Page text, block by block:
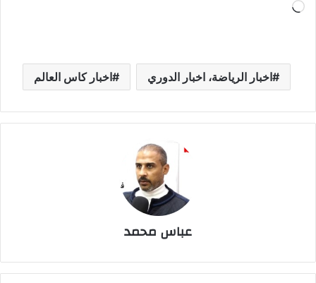
جاري
اخبار الرياضة، اخبار الدوري اخبار كاس العالم
عباس محمد